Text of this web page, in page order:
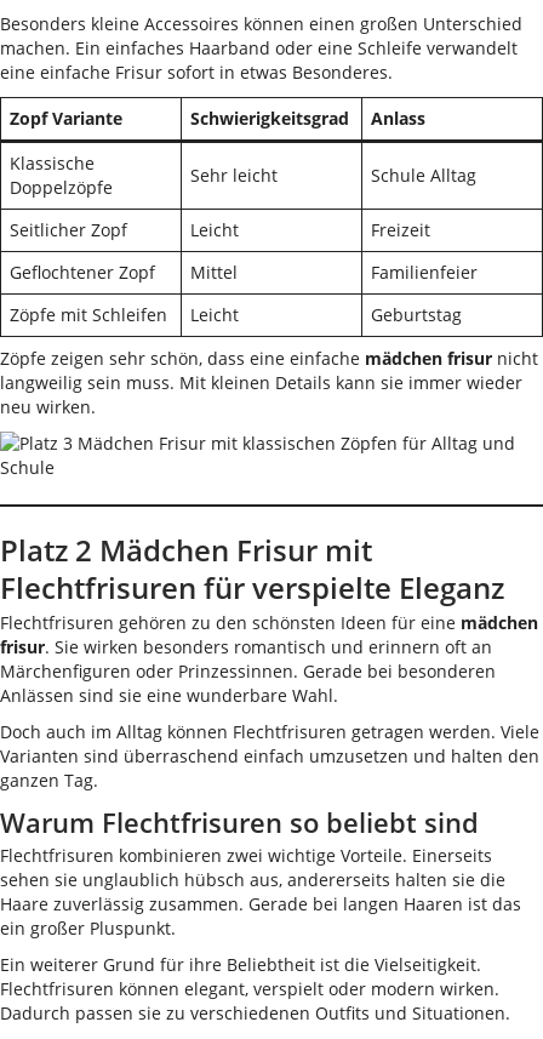
Besonders kleine Accessoires können einen großen Unterschied
machen. Ein einfaches Haarband oder eine Schleife verwandelt
eine einfache Frisur sofort in etwas Besonderes.
Zopf Variante
Schwierigkeitsgrad
Anlass
Klassische
Doppelzöpfe
Sehr leicht Schule Alltag
Seitlicher Zopf Leicht
Freizeit
Geflochtener Zopf
Mittel
Familienfeier
Zöpfe mit Schleifen
Leicht
Geburtstag
Zöpfe zeigen sehr schön, dass eine einfache mädchen frisur nicht
langweilig sein muss. Mit kleinen Details kann sie immer wieder
neu wirken.
Platz 2 Mädchen Frisur mit
Flechtfrisuren für verspielte Eleganz
Flechtfrisuren gehören zu den schönsten Ideen für eine mädchen
frisur. Sie wirken besonders romantisch und erinnern oft an
Märchenfiguren oder Prinzessinnen. Gerade bei besonderen
Anlässen sind sie eine wunderbare Wahl.
Doch auch im Alltag können Flechtfrisuren getragen werden. Viele
Varianten sind überraschend einfach umzusetzen und halten den
ganzen Tag.
Warum Flechtfrisuren so beliebt sind
Flechtfrisuren kombinieren zwei wichtige Vorteile. Einerseits
sehen sie unglaublich hübsch aus, andererseits halten sie die
Haare zuverlässig zusammen. Gerade bei langen Haaren ist das
ein großer Pluspunkt.
Ein weiterer Grund für ihre Beliebtheit ist die Vielseitigkeit.
Flechtfrisuren können elegant, verspielt oder modern wirken.
Dadurch passen sie zu verschiedenen Outfits und Situationen.